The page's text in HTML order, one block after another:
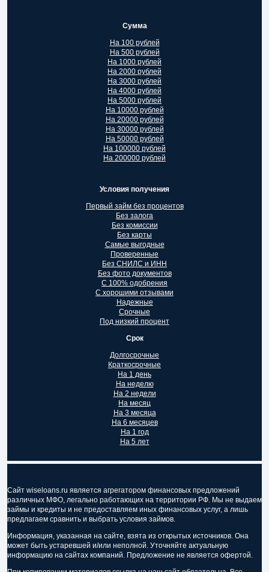
Сумма
На 100 рублей
На 500 рублей
На 1000 рублей
На 2000 рублей
На 3000 рублей
На 4000 рублей
На 5000 рублей
На 10000 рублей
На 20000 рублей
На 30000 рублей
На 50000 рублей
На 100000 рублей
На 200000 рублей
Условия получения
Первый займ без процентов
Без залога
Без комиссии
Без карты
Самые выгодные
Проверенные
Без СНИЛС и ИНН
Без фото документов
С 100% одобрения
С хорошими отзывами
Надежные
Срочные
Под низкий процент
Срок
Долгосрочные
Краткосрочные
На 1 день
На неделю
На 2 недели
На месяц
На 3 месяца
На 6 месяцев
На 1 год
На 5 лет
Сайт wiseloans.ru является агрегатором финансовых предложений
различных МФО, легально работающих на территории РФ. Мы не выдаем
займы и кредиты и не предоставляем иных финансовых услуг, а лишь
предлагаем сравнить и выбрать условия займов.
Информация, указанная на сайте, взята из открытых источников. Она
может быть устаревшей и/или неполной. Уточняйте актуальную
информацию на сайтах компаний. Предложение не является офертой.